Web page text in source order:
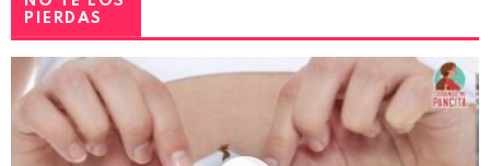
PIERDAS